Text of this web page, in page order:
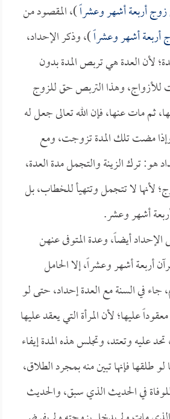
زوج أربعة أشهر وعشراً)، المقصود من
أربعة أشهر وعشراً)، وذكر الإحداد،
لأن العدة هي تربص المدة بدون
وهذا التربص حق للزوج
ثم مات عنها، فإن الله تعالى جعل له
مضت تلك المدة تزوجت، ومع
هو: ترك الزينة والتجمل مدة العدة،
لأنها لا تتجمل وتتهيأ للخطاب، بل
أشهر وعشر.
أيضاً، وعدة المتوفى عنهن
أربعة أشهر وعشراً، إلا الحامل
جاء في السنة مع العدة إحداد، حتى لو
عليها؛ لأن المرأة التي يعقد عليها
عليه وتعتد، وتجلس هذه المدة إيفاء
طلقها فإنها تبين منه بمجرد الطلاق،
في الحديث الذي سبق، والحديث